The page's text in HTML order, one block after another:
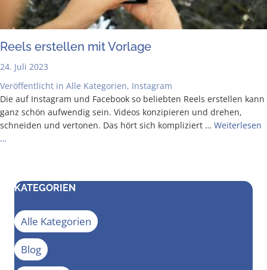
Reels erstel­len mit Vorlage
24. Juli 2023
Veröffentlicht in Alle Kategorien, Instagram
Die auf Insta­gram und Face­book so belieb­ten Reels erstel­len kann
ganz schön auf­wen­dig sein. Vide­os kon­zi­pie­ren und dre­hen,
schnei­den und ver­to­nen. Das hört sich kom­pli­ziert … Wei­ter­le­sen
…
KATEGORIEN
Alle Kategorien
Blog